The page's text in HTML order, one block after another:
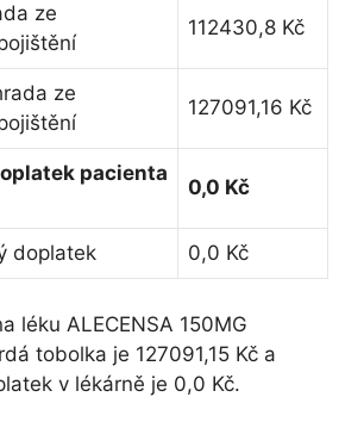
ze
112430,8 Kč
ze
127091,16 Kč
pacienta
0,0 Kč
doplatek 0,0 Kč
léku ALECENSA 150MG
tobolka je 127091,15 Kč a
v lékárně je 0,0 Kč.